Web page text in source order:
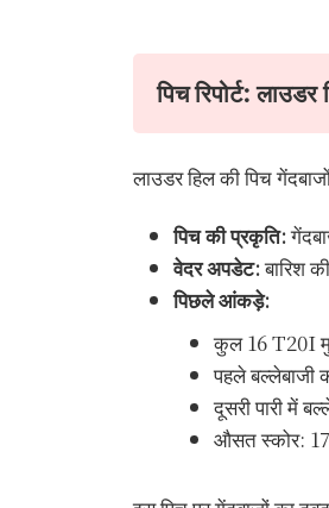
पिच रिपोर्ट: लाउडर
लाउडर हिल की पिच
पिच की प्रकृति:
वेदर अपडेट:बारिश
पिछले आंकड़े:
कुल 16 T20I
पहले बल्लेबाजी
दूसरी पारी में
औसत स्कोर: